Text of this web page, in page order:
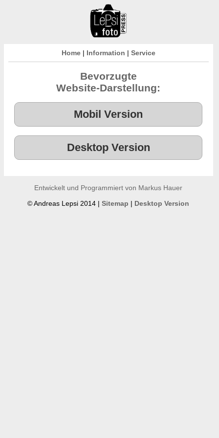
Home| Information | Service
Bevorzugte
Website-Darstellung:
Entwickelt und Programmiert von Markus Hauer
© Andreas Lepsi 2014 |Sitemap | Desktop Version